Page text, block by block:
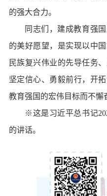
的强大合力。
同志们，建成教育强国
的美好愿望，是实现以中
民族复兴伟业的先导任务
坚定信心、勇毅前行，开
教育强国的宏伟目标而不懈
※这是习近平总书记
的讲话。